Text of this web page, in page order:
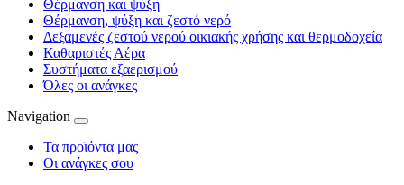
Θέρμανση και ψύξη
Θέρμανση, ψύξη και ζεστό νερό
Δεξαμενές ζεστού νερού οικιακής χρήσης και θερμοδοχεία
Καθαριστές Αέρα
Συστήματα εξαερισμού
Όλες οι ανάγκες
Navigation
Τα προϊόντα μας
Οι ανάγκες σου